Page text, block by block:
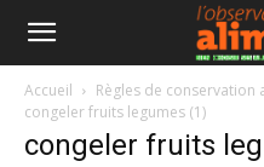
Accueil
Règles de
congeler fruits legumes (1)
congeler fruits